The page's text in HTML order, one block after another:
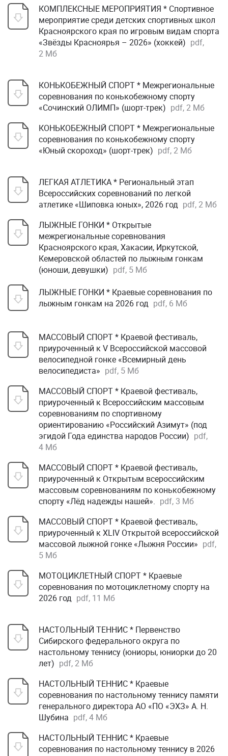
КОМПЛЕКСНЫЕ МЕРОПРИЯТИЯ * Спортивное
мероприятие среди детских спортивных школ
Красноярского края по игровым видам спорта
«Звёзды Красноярья – 2026» (хоккей) pdf,
2 Мб
КОНЬКОБЕЖНЫЙ СПОРТ * Межрегиональные
соревнования по конькобежному спорту
«Сочинский ОЛИМП» (шорт-трек) pdf, 2 Мб
КОНЬКОБЕЖНЫЙ СПОРТ * Межрегиональные
соревнования по конькобежному спорту
«Юный скороход» (шорт-трек) pdf, 2 Мб
ЛЕГКАЯ АТЛЕТИКА * Региональный этап
Всероссийских соревнований по легкой
атлетике «Шиповка юных», 2026 год pdf, 2 Мб
ЛЫЖНЫЕ ГОНКИ * Открытые
межрегиональные соревнования
Красноярского края, Хакасии, Иркутской,
Кемеровской областей по лыжным гонкам
(юноши, девушки) pdf, 5 Мб
ЛЫЖНЫЕ ГОНКИ * Краевые соревнования по
лыжным гонкам на 2026 год pdf, 6 Мб
МАССОВЫЙ СПОРТ * Краевой фестиваль,
приуроченный к V Всероссийской массовой
велосипедной гонке «Всемирный день
велосипедиста» pdf, 5 Мб
МАССОВЫЙ СПОРТ * Краевой фестиваль,
приуроченный к Всероссийским массовым
соревнованиям по спортивному
ориентированию «Российский Азимут» (под
эгидой Года единства народов России) pdf,
4 Мб
МАССОВЫЙ СПОРТ * Краевой фестиваль,
приуроченный к Открытым всероссийским
массовым соревнованиям по конькобежному
спорту «Лёд надежды нашей». pdf, 3 Мб
МАССОВЫЙ СПОРТ * Краевой фестиваль,
приуроченный к XLIV Открытой всероссийской
массовой лыжной гонке «Лыжня России» pdf,
5 Мб
МОТОЦИКЛЕТНЫЙ СПОРТ * Краевые
соревнования по мотоциклетному спорту на
2026 год pdf, 11 Мб
НАСТОЛЬНЫЙ ТЕННИС * Первенство
Сибирского федерального округа по
настольному теннису (юниоры, юниорки до 20
лет) pdf, 2 Мб
НАСТОЛЬНЫЙ ТЕННИС * Краевые
соревнования по настольному теннису памяти
генерального директора АО «ПО «ЭХЗ» А. Н.
Шубина pdf, 4 Мб
НАСТОЛЬНЫЙ ТЕННИС * Краевые
соревнования по настольному теннису в 2026